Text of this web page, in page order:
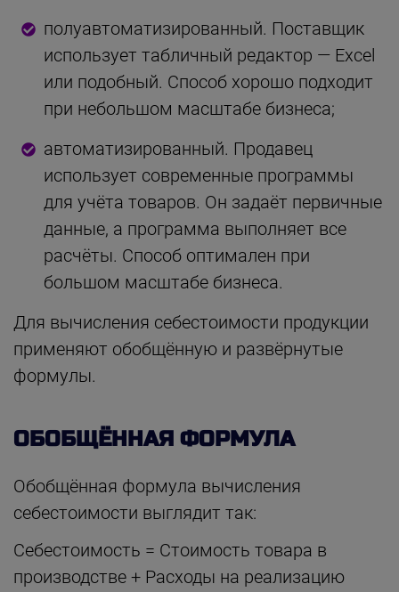
полуавтоматизированный. Поставщик
использует табличный редактор — Excel
или подобный. Способ хорошо подходит
при небольшом масштабе бизнеса;
автоматизированный. Продавец
использует современные программы
для учёта товаров. Он задаёт первичные
данные, а программа выполняет все
расчёты. Способ оптимален при
большом масштабе бизнеса.
Для вычисления себестоимости продукции
применяют обобщённую и развёрнутые
формулы.
ОБОБЩЁННАЯ ФОРМУЛА
Обобщённая формула вычисления
себестоимости выглядит так:
Себестоимость = Стоимость товара в
производстве + Расходы на реализацию